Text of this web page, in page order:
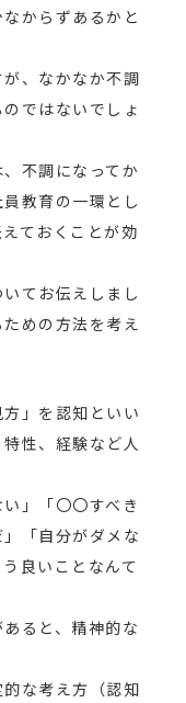
からずあるかと
、なかなか不調
ではないでしょ
不調になってか
教育の一環とし
ておくことが効
てお伝えしまし
めの方法を考え
」を認知といい
性、経験など人
」「〇〇すべき
「自分がダメな
良いことなんて
ると、精神的な
な考え方（認知